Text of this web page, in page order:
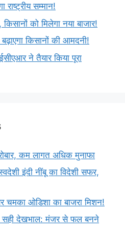
सम्मान!
को मिलेगा नया बाजार!
किसानों की आमदनी!
ने तैयार किया पूरा
कम लागत अधिक मुनाफा
इंदी नींबू का विदेशी सफर,
चमका ओडिशा का बाजरा मिशन!
देखभाल: मंजर से फल बनने